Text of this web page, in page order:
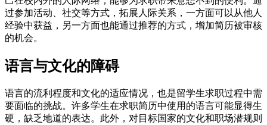
过参加活动、社交等方式，拓展人际关系，一方面可以从他人
经验中获益，另一方面也能通过推荐的方式，增加简历被审核
的机会。
语言与文化的障碍
语言的流利程度和文化的适应情况，也是留学生求职过程中需
要面临的挑战。许多学生在求职简历中使用的语言可能显得生
硬，缺乏地道的表达。此外，对目标国家的文化和职场潜规则